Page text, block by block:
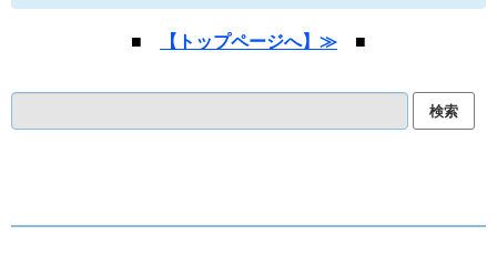
■ 【トップページへ】≫ ■